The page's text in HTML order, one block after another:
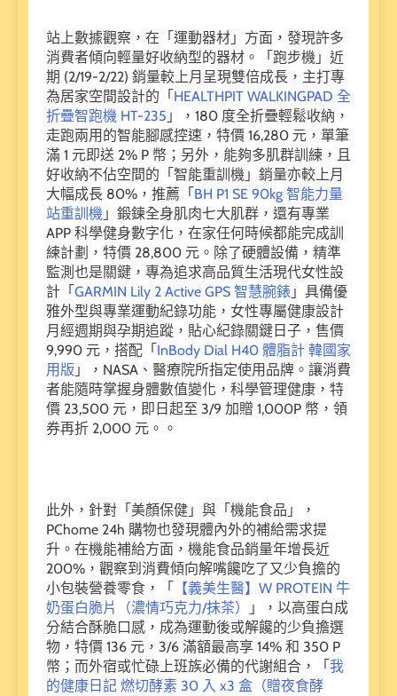
站上數據觀察，在「運動器材」方面，發現許多
消費者傾向輕量好收納型的器材。「跑步機」近
期 (2/19-2/22) 銷量較上月呈現雙倍成長，主打專
為居家空間設計的「 HEALTHPIT WALKINGPAD 全
折疊智跑機 HT-235 」，180 度全折疊輕鬆收納，
走跑兩用的智能腳感控速，特價 16,280 元，單筆
滿 1 元即送 2% P 幣；另外，能夠多肌群訓練，且
好收納不佔空間的「智能重訓機」銷量亦較上月
大幅成長 80%，推薦「 BH P1 SE 90kg 智能力量
站重訓機 」鍛鍊全身肌肉七大肌群，還有專業
APP 科學健身數字化，在家任何時候都能完成訓
練計劃，特價 28,800 元。除了硬體設備，精準
監測也是關鍵，專為追求高品質生活現代女性設
計「 GARMIN Lily 2 Active GPS 智慧腕錶 」具備優
雅外型與專業運動紀錄功能，女性專屬健康設計
月經週期與孕期追蹤，貼心紀錄關鍵日子，售價
9,990 元，搭配「 InBody Dial H40 體脂計 韓國家
用版 」，NASA、醫療院所指定使用品牌。讓消費
者能隨時掌握身體數值變化，科學管理健康，特
價 23,500 元，即日起至 3/9 加贈 1,000P 幣，領
券再折 2,000 元。。
此外，針對「美顏保健」與「機能食品」，
PChome 24h 購物也發現體內外的補給需求提
升。在機能補給方面，機能食品銷量年增長近
200%，觀察到消費傾向解嘴饞吃了又少負擔的
小包裝營養零食，「
【義美生醫】W PROTEIN 牛
奶蛋白脆片（濃情巧克力/抹茶）
」，以高蛋白成
分結合酥脆口感，成為運動後或解饞的少負擔選
物，特價 136 元，3/6 滿額最高享 14% 和 350 P
幣；而外宿或忙碌上班族必備的代謝組合，「 我
的健康日記 燃切酵素 30 入 x3 盒（贈夜食酵